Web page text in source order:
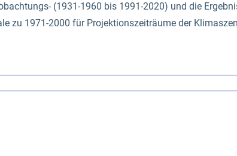
(1931-1960 bis 1991-2020) und die
zu 1971-2000 für Projektionszeiträume der
Sommerhalbjahr (Mai - Okt.) - hwi: Hydrologisches
im GIS eine Klassifizierung der Rasterdaten mit